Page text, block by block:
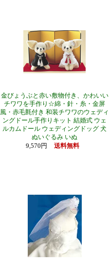
金びょうぶと赤い敷物付き、かわいい
チワワを手作り☆綿・針・糸・金屏
風・赤毛氈付き 和装チワワのウェディ
ングドール手作りキット 結婚式 ウェ
ルカムドール ウェディングドッグ 犬
ぬいぐるみ いぬ
9,570円
送料無料